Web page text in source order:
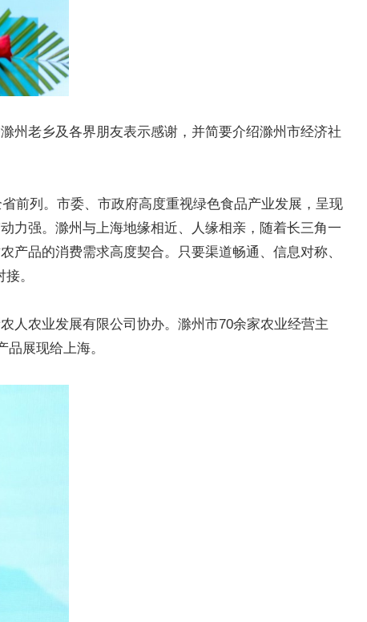
州老乡及各界朋友表示感谢，并简要介绍滁州市经济社
前列。市委、市政府高度重视绿色食品产业发展，呈现
力强。滁州与上海地缘相近、人缘相亲，随着长三角一
品的消费需求高度契合。只要渠道畅通、信息对称、
。
人农业发展有限公司协办。滁州市70余家农业经营主
展现给上海。